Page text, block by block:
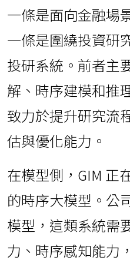
一條是面向金融場
一條是圍繞投資研
投研系統。前者主
解、時序建模和推
致力於提升研究流
估與優化能力。
在模型側，GIM 正
的時序大模型。公
模型，這類系統需
力、時序感知能力